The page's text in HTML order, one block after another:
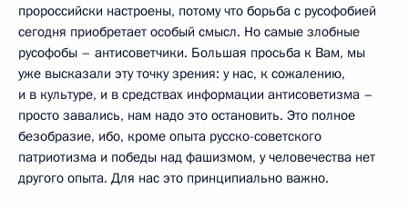
пророссийски настроены, потому что борьба с русофобией
сегодня приобретает особый смысл. Но самые злобные
русофобы – антисоветчики. Большая просьба к Вам, мы
уже высказали эту точку зрения: у нас, к сожалению,
и в культуре, и в средствах информации антисоветизма –
просто завались, нам надо это остановить. Это полное
безобразие, ибо, кроме опыта русско-советского
патриотизма и победы над фашизмом, у человечества нет
другого опыта. Для нас это принципиально важно.